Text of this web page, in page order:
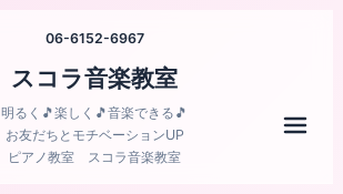
06-6152-6967
スコラ音楽教室
明るく🎵楽しく🎵音楽できる🎵
お友だちとモチベーションUP
ピアノ教室 スコラ音楽教室